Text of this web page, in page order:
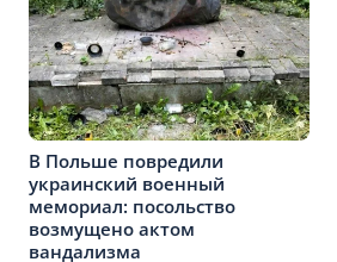
В Польше повредили
украинский военный
мемориал: посольство
возмущено актом
вандализма